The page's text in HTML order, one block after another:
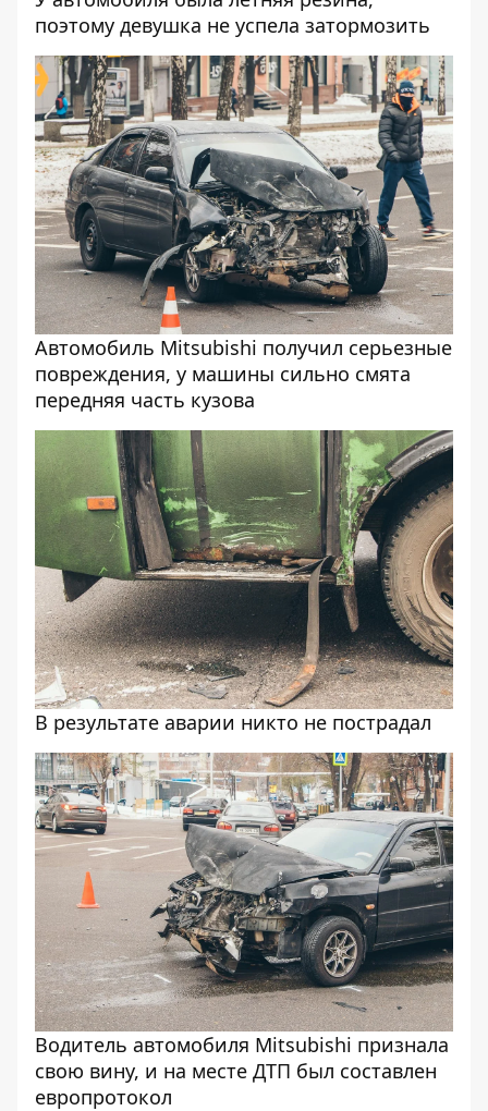
поэтому девушка не успела затормозить
Автомобиль Mitsubishi получил серьезные
повреждения, у машины сильно смята
передняя часть кузова
В результате аварии никто не пострадал
Водитель автомобиля Mitsubishi признала
свою вину, и на месте ДТП был составлен
европротокол